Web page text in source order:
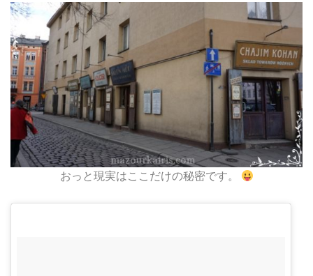
おっと現実はここだけの秘密です。